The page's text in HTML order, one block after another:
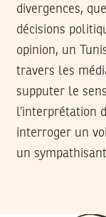
divergences,
décisions
opinion, un
travers les
supputer le
l’interprétation
interroger un
un